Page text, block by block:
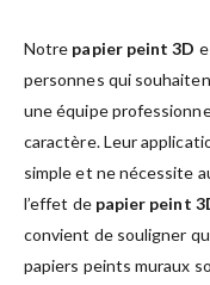
Notre papier peint 3D
personnes qui
une équipe
caractère. Leur
simple et ne nécessite
l’effet de papier peint
convient de souligner
papiers peints muraux